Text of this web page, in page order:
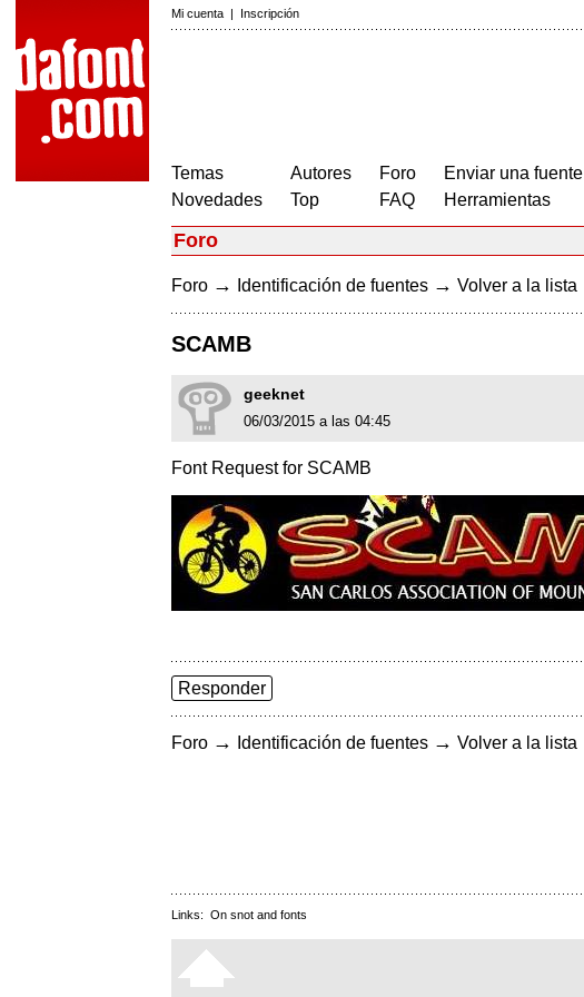
Mi cuenta | Inscripción
Temas
Novedades
Autores
Top
Foro
FAQ
Enviar una fuente
Herramientas
Foro
Foro → Identificación de fuentes → Volver a la lista
SCAMB
geeknet
06/03/2015 a las 04:45
Font Request for SCAMB
Responder
Foro → Identificación de fuentes → Volver a la lista
Links: On snot and fonts